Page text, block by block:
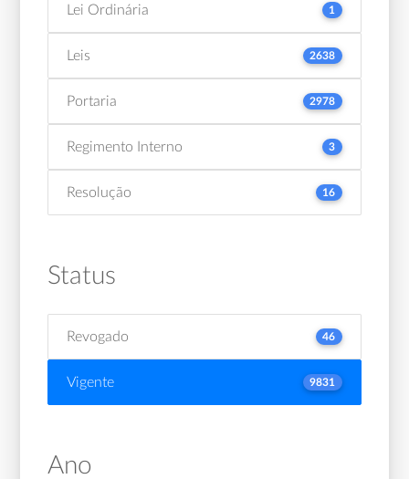
Lei Ordinária 1
Leis 2638
Portaria 2978
Regimento Interno 3
Resolução 16
Status
Revogado 46
Vigente 9831
Ano